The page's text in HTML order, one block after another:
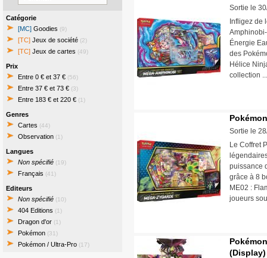
Catégorie
[MC] Goodies (9)
[TC] Jeux de société (2)
[TC] Jeux de cartes (49)
Prix
Entre 0 € et 37 € (56)
Entre 37 € et 73 € (3)
Entre 183 € et 220 € (1)
Genres
Cartes (44)
Observation (1)
Langues
Non spécifié (19)
Français (41)
Editeurs
Non spécifié (10)
404 Editions (1)
Dragon d'or (1)
Pokémon (31)
Pokémon / Ultra-Pro (17)
Sortie le
Infligez de
Énergie
des
Hélice
collection
Sortie le
Le Coffret
puissance
grâce à 8
ME02 :
joueurs
(Display)